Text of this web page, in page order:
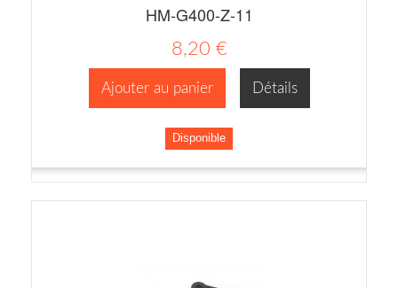
HM-G400-Z-11
8,20 €
Ajouter au panier Détails
Disponible